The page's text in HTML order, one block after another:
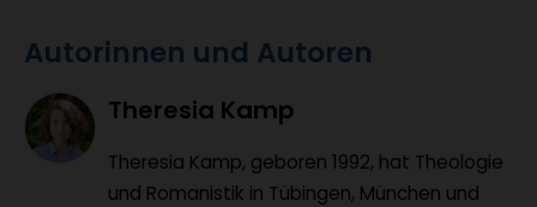
Autorinnen und Autoren
Theresia Kamp
Theresia Kamp, geboren 1992, hat Theologie
und Romanistik in Tübingen, München und